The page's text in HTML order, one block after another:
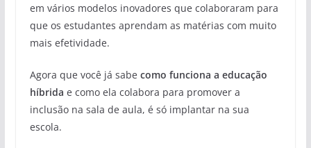
em vários modelos inovadores que colaboraram para
que os estudantes aprendam as matérias com muito
mais efetividade.
Agora que você já sabe como funciona a educação
híbrida e como ela colabora para promover a
inclusão na sala de aula, é só implantar na sua
escola.